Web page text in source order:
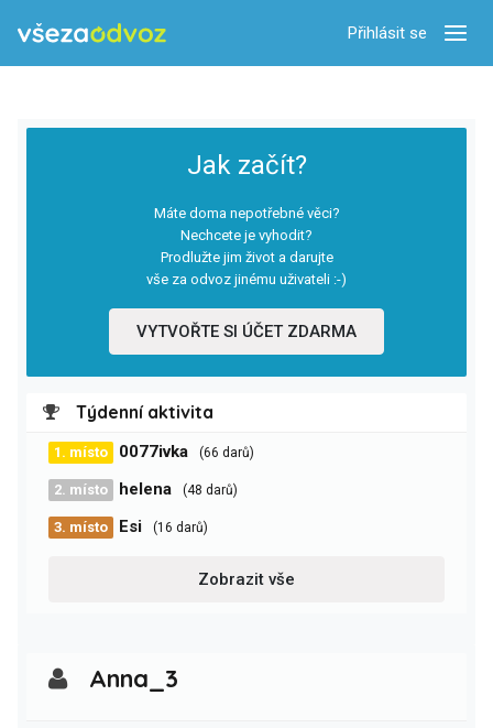
Přihlásit se
Jak začít?
Máte doma nepotřebné věci?
Nechcete je vyhodit?
Prodlužte jim život a darujte
vše za odvoz jinému uživateli :-)
VYTVOŘTE SI ÚČET ZDARMA
Týdenní aktivita
1. místo 0077ivka (66 darů)
2. místo helena (48 darů)
3. místo Esi (16 darů)
Zobrazit vše
Anna_3